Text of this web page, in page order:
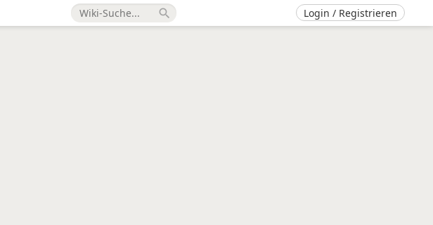
search Login / Registrieren